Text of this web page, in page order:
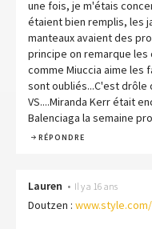
une fois, je m'étais
étaient bien remplis, les
manteaux avaient des
principe on remarque
comme Miuccia aime les
sont oubliés...C'est drôle
VS....Miranda Kerr était
Balenciaga la semaine
RÉPONDRE
Lauren • Il y a 16 ans
Doutzen :